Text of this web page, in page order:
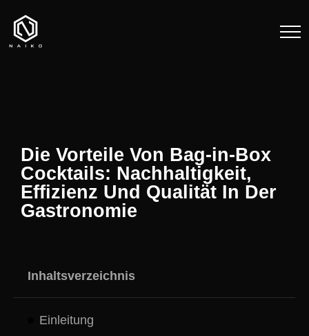
Die Vorteile Von Bag-in-Box
Cocktails: Nachhaltigkeit,
Effizienz Und Qualität In Der
Gastronomie
Inhaltsverzeichnis
Einleitung